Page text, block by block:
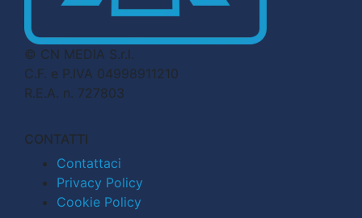
© CN MEDIA S.r.l.
C.F. e P.IVA 04998911210
R.E.A. n. 727803
CONTATTI
Contattaci
Privacy Policy
Cookie Policy